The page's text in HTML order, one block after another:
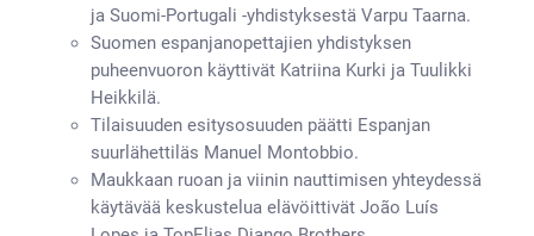
ja Suomi-Portugali -yhdistyksestä Varpu Taarna.
Suomen espanjanopettajien yhdistyksen
puheenvuoron käyttivät Katriina Kurki ja Tuulikki
Heikkilä.
Tilaisuuden esitysosuuden päätti Espanjan
suurlähettiläs Manuel Montobbio.
Maukkaan ruoan ja viinin nauttimisen yhteydessä
käytävää keskustelua elävöittivät João Luís